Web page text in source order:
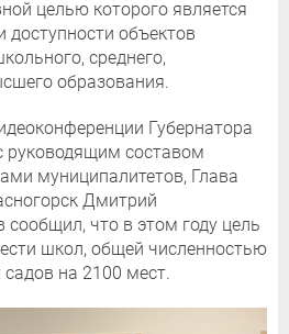
целью которого является
объектов
среднего,
образования.
Губернатора
руководящим составом
муниципалитетов, Глава
Дмитрий
что в этом году цель
школ, общей численностью
на 2100 мест.